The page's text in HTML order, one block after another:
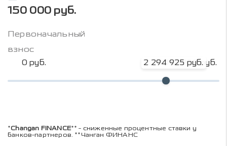
150 000 руб.
Первоначальный
взнос
0 руб. 2 294 925 руб.
3 059 900 руб.
*Changan FINANCE** - сниженные процентные ставки у
банков-партнеров. **Чанган ФИНАНС